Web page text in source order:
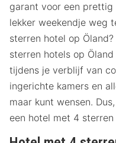
garant voor een
lekker weekendje weg
sterren hotel op
sterren hotels op
tijdens je verblijf van
ingerichte kamers en
maar kunt wensen.
een hotel met 4